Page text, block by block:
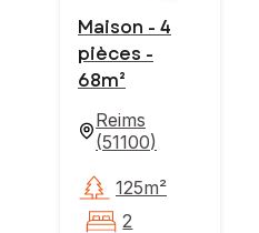
Maison - 4
pièces -
68m²
Reims
(51100)
125m²
2